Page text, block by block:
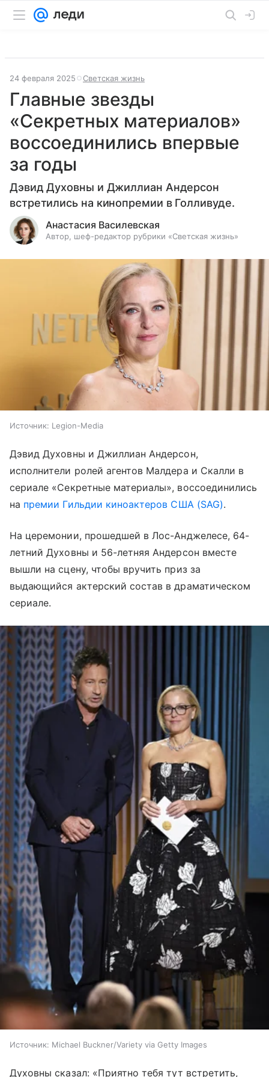
24 февраля 2025 Светская жизнь
Главные звезды
«Секретных материалов»
воссоединились впервые
за годы
Дэвид Духовны и Джиллиан Андерсон
встретились на кинопремии в Голливуде.
Анастасия Василевская
Автор, шеф-редактор рубрики «Светская жизнь»
Источник: Legion-Media
Дэвид Духовны и Джиллиан Андерсон,
исполнители ролей агентов Малдера и Скалли в
сериале «Секретные материалы», воссоединились
на премии Гильдии киноактеров США (SAG).
На церемонии, прошедшей в Лос-Анджелесе, 64-
летний Духовны и 56-летняя Андерсон вместе
вышли на сцену, чтобы вручить приз за
выдающийся актерский состав в драматическом
сериале.
Источник: Michael Buckner/Variety via Getty Images
Духовны сказал: «Приятно тебя тут встретить,